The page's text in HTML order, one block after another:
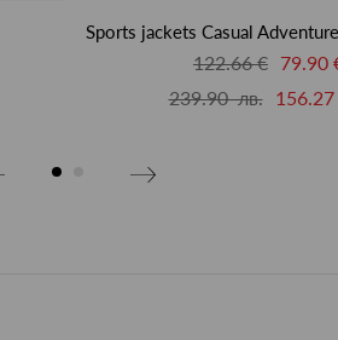
Sports jackets Casual
122.66 € 79.90
239.90 лв.
156.27